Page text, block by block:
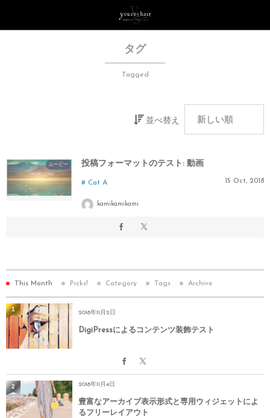
タグ
Tagged
並べ替え
ムービー 投稿フォーマットのテスト: 動画
Cat A 15 Oct, 2018
kamikamikami
This Month Picks! Category Tags Archive
2018年11月2日
DigiPressによるコンテンツ装飾テスト
1
2018年11月4日
豊富なアーカイブ表示形式と専用ウィジェットによ
るフリーレイアウト
2